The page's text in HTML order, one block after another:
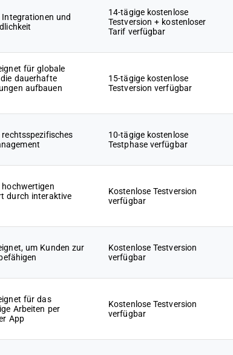
und
14-tägige kostenlose
Testversion + kostenloser
Tarif verfügbar
für globale
dauerhafte
aufbauen
15-tägige kostenlose
Testversion verfügbar
10-tägige kostenlose
Testphase verfügbar
durch interaktive
Kostenlose Testversion
verfügbar
um Kunden zur
Kostenlose Testversion
verfügbar
für das
Arbeiten per
App
Kostenlose Testversion
verfügbar